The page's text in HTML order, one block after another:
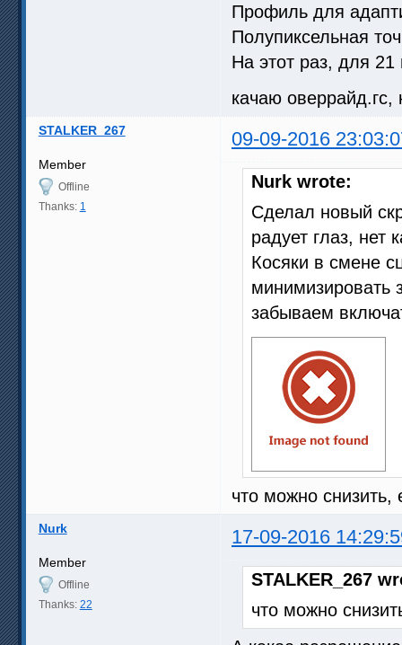
Профиль для
Полупиксельная
На этот раз, для
качаю оверрайд.гс,
STALKER_267 09-09-2016
Member
Offline
Thanks: 1
Nurk wrote:
Сделал новый
радует глаз, нет
Косяки в смене
минимизировать
забываем
что можно снизить,
Nurk 17-09-2016
Member
Offline
Thanks: 22
STALKER_267
что можно